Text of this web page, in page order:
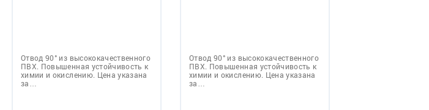
Отвод 90° из высококачественного
ПВХ. Повышенная устойчивость к
химии и окислению. Цена указана
за…
Отвод 90° из высококачественного
ПВХ. Повышенная устойчивость к
химии и окислению. Цена указана
за…